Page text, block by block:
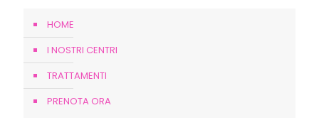
HOME
I NOSTRI CENTRI
TRATTAMENTI
PRENOTA ORA